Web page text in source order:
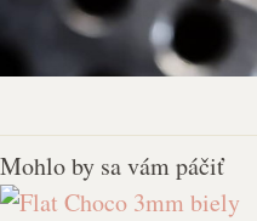
Mohlo by sa vám páčiť